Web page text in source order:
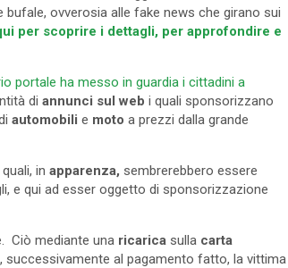
ovverosia alle fake news che girano sui
per scoprire i dettagli, per approfondire e
portale ha messo in guardia i cittadini a
di annunci sul web i quali sponsorizzano
automobili e moto a prezzi dalla grande
in apparenza, sembrerebbero essere
e qui ad esser oggetto di sponsorizzazione
Ciò mediante una ricarica sulla carta
successivamente al pagamento fatto, la vittima